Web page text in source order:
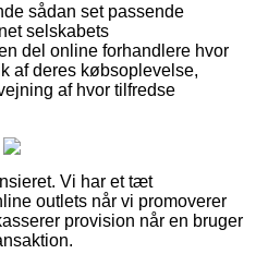
sådan set passende
selskabets
del online forhandlere hvor
af deres købsoplevelse,
af hvor tilfredse
Vi har et tæt
outlets når vi promoverer
provision når en bruger